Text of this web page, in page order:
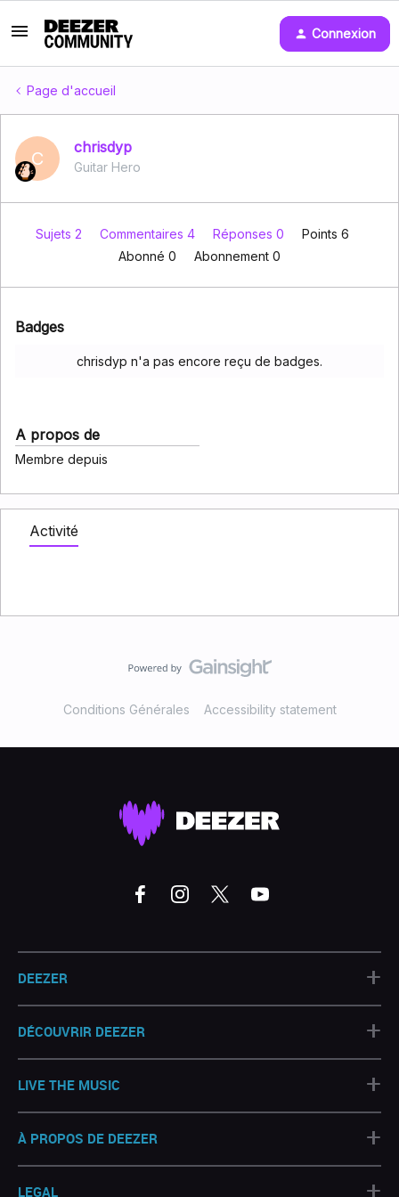
Connexion
Page d'accueil
C
chrisdyp
Guitar Hero
Sujets 2 Commentaires 4 Réponses 0
Points 6
Abonné 0 Abonnement 0
Badges
chrisdyp n'a pas encore reçu de badges.
A propos de
Membre depuis
Activité
Conditions Générales Accessibility statement
DEEZER +
DÉCOUVRIR DEEZER +
LIVE THE MUSIC +
À PROPOS DE DEEZER +
LEGAL +